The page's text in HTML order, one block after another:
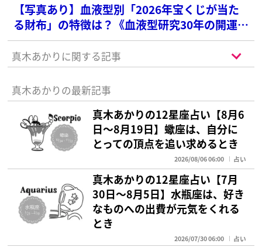
【写真あり】血液型別「2026年宝くじが当た
る財布」の特徴は？《血液型研究30年の開運ア
ドバイザーが診断》
真木あかりに関する記事
真木あかりの最新記事
真木あかりの12星座占い【8月6
日～8月19日】蠍座は、自分に
とっての頂点を追い求めるとき
2026/08/06 06:00 占い
真木あかりの12星座占い【7月
30日～8月5日】水瓶座は、好き
なものへの出費が元気をくれる
とき
2026/07/30 06:00 占い